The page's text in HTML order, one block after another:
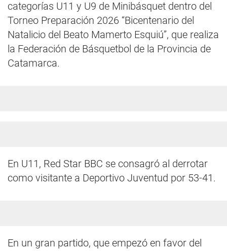
categorías U11 y U9 de Minibásquet dentro del
Torneo Preparación 2026 “Bicentenario del
Natalicio del Beato Mamerto Esquiú”, que realiza
la Federación de Básquetbol de la Provincia de
Catamarca.
En U11, Red Star BBC se consagró al derrotar
como visitante a Deportivo Juventud por 53-41.
En un gran partido, que empezó en favor del